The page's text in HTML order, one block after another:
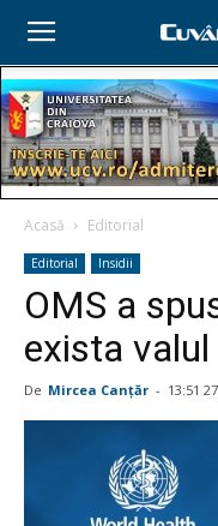
Acasă Editorial
Editorial Insidii
OMS a
exista valul
De Mircea Canţăr - 13:51